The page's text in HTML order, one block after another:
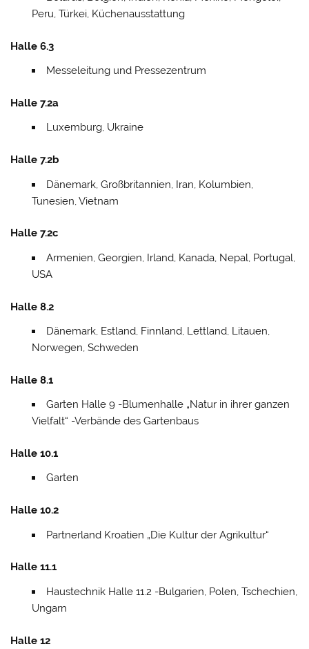
Peru, Türkei, Küchenausstattung
Halle 6.3
Messeleitung und Pressezentrum
Halle 7.2a
Luxemburg, Ukraine
Halle 7.2b
Dänemark, Großbritannien, Iran, Kolumbien,
Tunesien, Vietnam
Halle 7.2c
Armenien, Georgien, Irland, Kanada, Nepal, Portugal,
USA
Halle 8.2
Dänemark, Estland, Finnland, Lettland, Litauen,
Norwegen, Schweden
Halle 8.1
Garten Halle 9 -Blumenhalle „Natur in ihrer ganzen
Vielfalt“ -Verbände des Gartenbaus
Halle 10.1
Garten
Halle 10.2
Partnerland Kroatien „Die Kultur der Agrikultur“
Halle 11.1
Haustechnik Halle 11.2 -Bulgarien, Polen, Tschechien,
Ungarn
Halle 12